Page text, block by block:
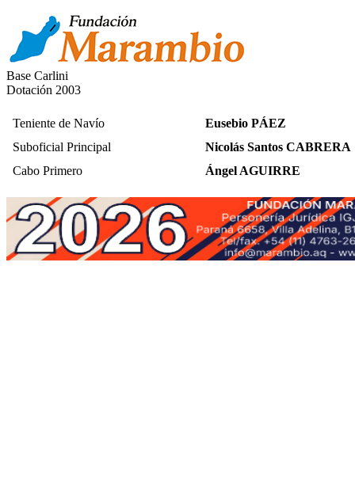
Base Carlini
Dotación 2003
Teniente de Navío
Eusebio PÁEZ
Suboficial Principal
Nicolás Santos CABRERA
Cabo Primero
Ángel AGUIRRE